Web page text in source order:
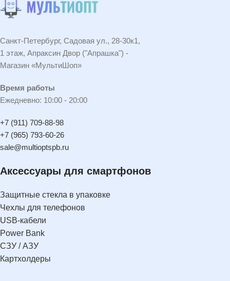
Санкт-Петербург, Садовая ул., 28-30к1,
1 этаж, Апраксин Двор ("Апрашка") -
Магазин «МультиШоп»
Время работы
Ежедневно: 10:00 - 20:00
+7 (911) 709-88-98
+7 (965) 793-60-26
sale@multioptspb.ru
Аксессуары для смартфонов
Защитные стекла в упаковке
Чехлы для телефонов
USB-кабели
Power Bank
СЗУ / АЗУ
Картхолдеры